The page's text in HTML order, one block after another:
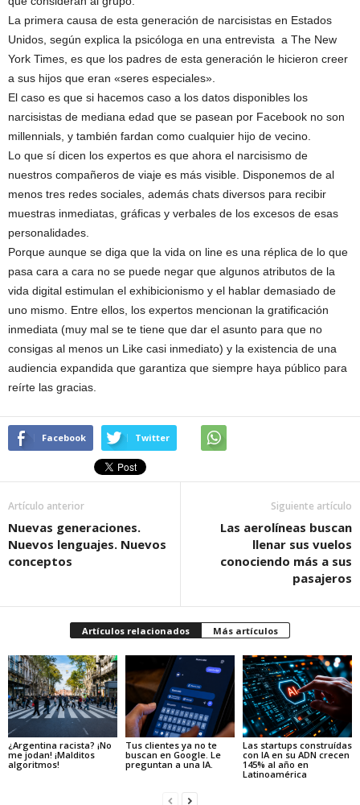
La primera causa de esta generación de narcisistas en Estados
Unidos, según explica la psicóloga en una entrevista a The New
York Times, es que los padres de esta generación le hicieron creer
a sus hijos que eran «seres especiales».
El caso es que si hacemos caso a los datos disponibles los
narcisistas de mediana edad que se pasean por Facebook no son
millennials, y también fardan como cualquier hijo de vecino.
Lo que sí dicen los expertos es que ahora el narcisismo de
nuestros compañeros de viaje es más visible. Disponemos de al
menos tres redes sociales, además chats diversos para recibir
muestras inmediatas, gráficas y verbales de los excesos de esas
personalidades.
Porque aunque se diga que la vida on line es una réplica de lo que
pasa cara a cara no se puede negar que algunos atributos de la
vida digital estimulan el exhibicionismo y el hablar demasiado de
uno mismo. Entre ellos, los expertos mencionan la gratificación
inmediata (muy mal se te tiene que dar el asunto para que no
consigas al menos un Like casi inmediato) y la existencia de una
audiencia expandida que garantiza que siempre haya público para
reírte las gracias.
Facebook Twitter
Artículo anterior
Nuevas generaciones.
Nuevos lenguajes. Nuevos
conceptos
Siguiente artículo
Las aerolíneas buscan
llenar sus vuelos
conociendo más a sus
pasajeros
Artículos relacionados Más artículos
¿Argentina racista? ¡No
me jodan! ¡Malditos
algoritmos!
Tus clientes ya no te
buscan en Google. Le
preguntan a una IA.
Las startups construídas
con IA en su ADN crecen
145% al año en
Latinoamérica